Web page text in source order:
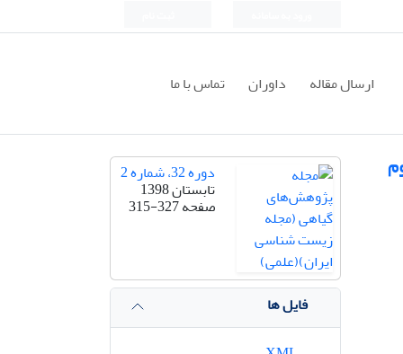
ارسال مقاله داوران تماس با ما
دوره 32، شماره 2
تابستان 1398
صفحه315-327
فایل ها